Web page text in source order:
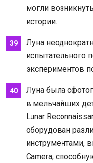
могли
истории.
Луна
испытательного
экспериментов
Луна была
в мельчайших
Lunar
оборудован
инструментами,
Camera,